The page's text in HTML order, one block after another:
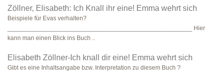
Zöllner, Elisabeth: Ich Knall ihr eine! Emma wehrt sich
Beispiele für Evas verhalten?
_____________________________________________________ Hier
kann man einen Blick ins Buch ..
Elisabeth Zöllner-Ich knall dir eine! Emma wehrt sich
Gibt es eine Inhaltsangabe bzw. Interpretation zu diesem Buch ?